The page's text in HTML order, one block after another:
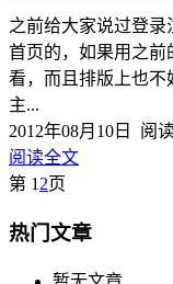
之前给大家说过登
首页的，如果用之前
看，而且排版上也不
主...
2012年08月10日
阅
阅读全文
第 1 2页
热门文章